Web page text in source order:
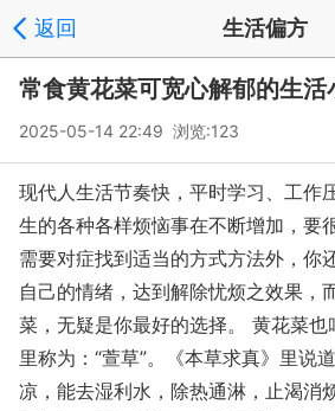
返回 生活偏方
常食黄花菜可宽心解郁的生活
2025-05-14 22:49 浏览:123
现代人生活节奏快，平时学习、工作
生的各种各样烦恼事在不断增加，要
需要对症找到适当的方式方法外，你
自己的情绪，达到解除忧烦之效果，
菜，无疑是你最好的选择。 黄花菜也
里称为：“萱草”。《本草求真》里说
凉，能去湿利水，除热通淋，止渴消